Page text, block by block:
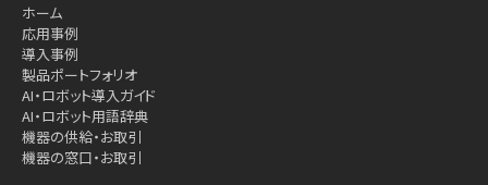
ホーム
応用事例
導入事例
製品ポートフォリオ
AI・ロボット導入ガイド
AI・ロボット用語辞典
機器の供給・お取引
機器の窓口・お取引